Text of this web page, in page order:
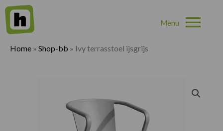
Home » Shop-bb » Ivy terrasstoel ijsgrijs